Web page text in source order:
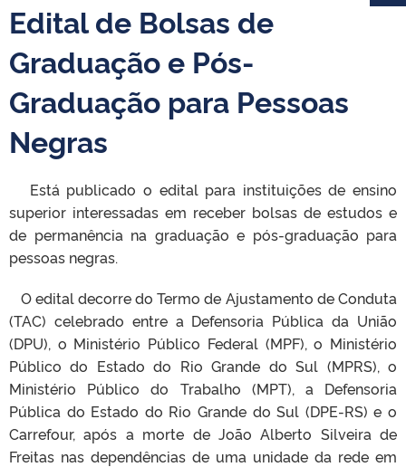
PORTARIAS
Edital de Bolsas de
Graduação e Pós-
Graduação para Pessoas
Negras
Está publicado o edital para instituições de ensino
superior interessadas em receber bolsas de estudos e
de permanência na graduação e pós-graduação para
pessoas negras.
O edital decorre do Termo de Ajustamento de Conduta
(TAC) celebrado entre a Defensoria Pública da União
(DPU), o Ministério Público Federal (MPF), o Ministério
Público do Estado do Rio Grande do Sul (MPRS), o
Ministério Público do Trabalho (MPT), a Defensoria
Pública do Estado do Rio Grande do Sul (DPE-RS) e o
Carrefour, após a morte de João Alberto Silveira de
Freitas nas dependências de uma unidade da rede em